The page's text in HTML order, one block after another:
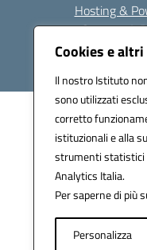
Cookies e
Il nostro Istituto
sono utilizzati
corretto
istituzionali e alla
strumenti statistici
Analytics Italia.
Per saperne di più
Personalizza
Hosting &
Concept &